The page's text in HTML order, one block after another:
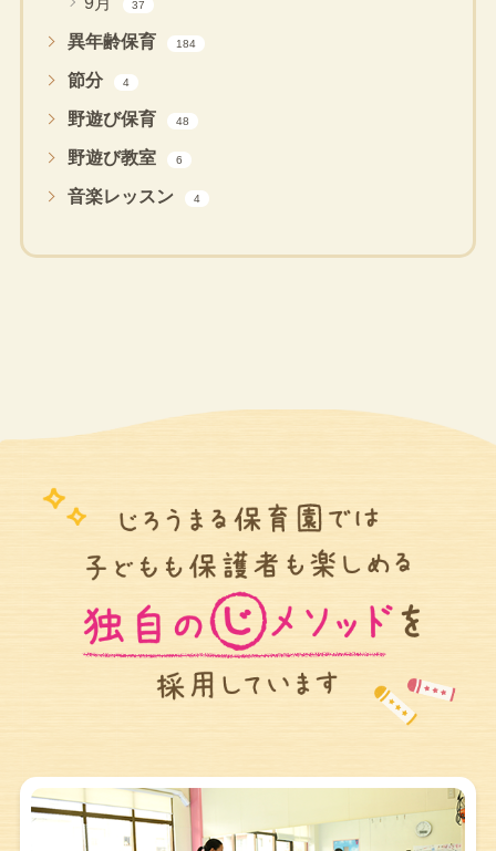
37
異年齢保育 184
節分 4
野遊び保育 48
野遊び教室 6
音楽レッスン 4